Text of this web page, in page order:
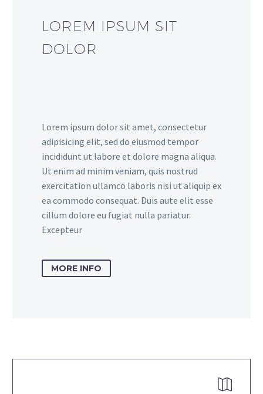
LOREM IPSUM SIT
DOLOR
Lorem ipsum dolor sit amet, consectetur
adipisicing elit, sed do eiusmod tempor
incididunt ut labore et dolore magna aliqua.
Ut enim ad minim veniam, quis nostrud
exercitation ullamco laboris nisi ut aliquip ex
ea commodo consequat. Duis aute elit esse
cillum dolore eu fugiat nulla pariatur.
Excepteur
MORE INFO

